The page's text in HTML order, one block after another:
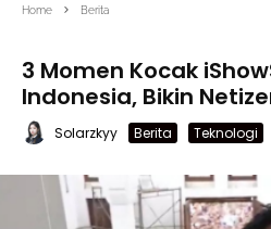
Home Berita
3 Momen Kocak
Indonesia, Bikin
Solarzkyy Berita Teknologi